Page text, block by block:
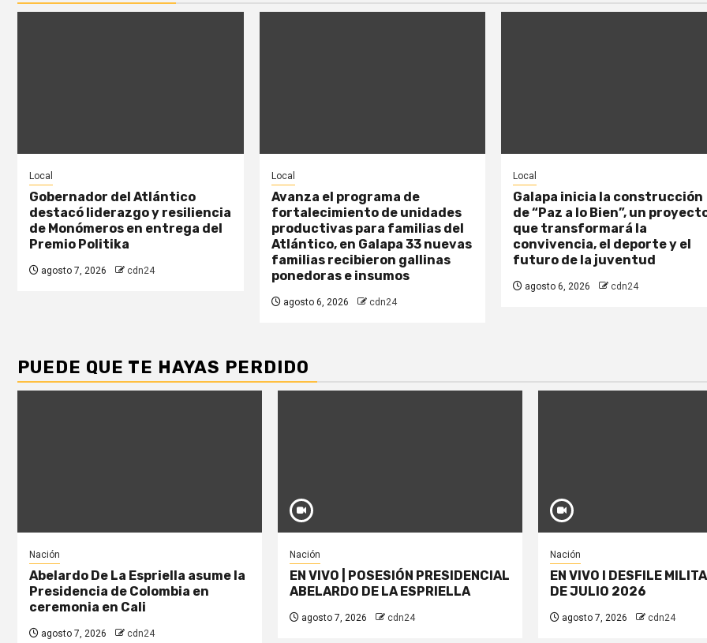
Local
Gobernador del Atlántico
destacó liderazgo y resiliencia
de Monómeros en entrega del
Premio Politika
agosto 7, 2026 cdn24
Local
Avanza el programa de
fortalecimiento de unidades
productivas para familias del
Atlántico, en Galapa 33 nuevas
familias recibieron gallinas
ponedoras e insumos
agosto 6, 2026 cdn24
Local
Galapa inicia la construcción
de “Paz a lo Bien”, un
que transformará la
convivencia, el deporte y el
futuro de la juventud
agosto 6, 2026 cdn24
PUEDE QUE TE HAYAS PERDIDO
Nación
Abelardo De La Espriella asume la
Presidencia de Colombia en
ceremonia en Cali
agosto 7, 2026 cdn24
Nación
EN VIVO | POSESIÓN PRESIDENCIAL
ABELARDO DE LA ESPRIELLA
agosto 7, 2026 cdn24
Nación
EN VIVO I DESFILE
DE JULIO 2026
agosto 7, 2026 cdn24